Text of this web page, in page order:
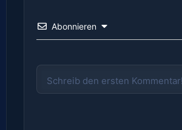
Abonnieren